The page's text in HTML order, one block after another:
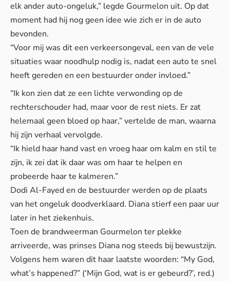
elk ander auto-ongeluk,” legde Gourmelon uit. Op dat
moment had hij nog geen idee wie zich er in de auto
bevonden.
“Voor mij was dit een verkeersongeval, een van de vele
situaties waar noodhulp nodig is, nadat een auto te snel
heeft gereden en een bestuurder onder invloed.”
“Ik kon zien dat ze een lichte verwonding op de
rechterschouder had, maar voor de rest niets. Er zat
helemaal geen bloed op haar,” vertelde de man, waarna
hij zijn verhaal vervolgde.
“Ik hield haar hand vast en vroeg haar om kalm en stil te
zijn, ik zei dat ik daar was om haar te helpen en
probeerde haar te kalmeren.”
Dodi Al-Fayed en de bestuurder werden op de plaats
van het ongeluk doodverklaard. Diana stierf een paar uur
later in het ziekenhuis.
Toen de brandweerman Gourmelon ter plekke
arriveerde, was prinses Diana nog steeds bij bewustzijn.
Volgens hem waren dit haar laatste woorden: “My God,
what’s happened?” (‘Mijn God, wat is er gebeurd?’, red.)